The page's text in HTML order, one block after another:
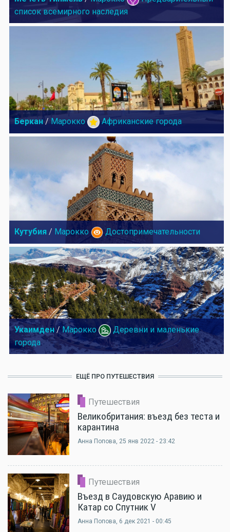
список всемирного наследия
Беркан / Марокко Африканские города
Кутубия / Марокко Достопримечательности
Укаимден/ Марокко
Деревни и маленькие
города
ЕЩЁ ПРО ПУТЕШЕСТВИЯ
Путешествия
Великобритания: въезд без теста и
карантина
Анна Попова, 25 янв 2022 - 23:42
Путешествия
Въезд в Саудовскую Аравию и
Катар со Спутник V
Анна Попова, 6 дек 2021 - 00:45